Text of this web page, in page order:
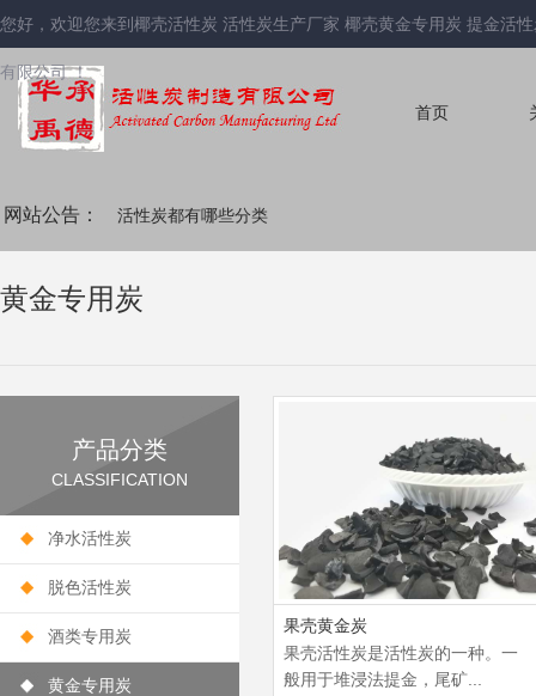
您好，欢迎您来到椰壳活性炭 活性炭生产厂家 椰壳黄金专用炭 提金活
有限公司 ！
首页
网站公告： 活性炭都有哪些分类
活性炭粒度目数对照表
黄金专用炭
产品分类
CLASSIFICATION
净水活性炭
脱色活性炭
酒类专用炭
黄金专用炭
果壳黄金炭
果壳活性炭是活性炭的一种。一
般用于堆浸法提金，尾矿...